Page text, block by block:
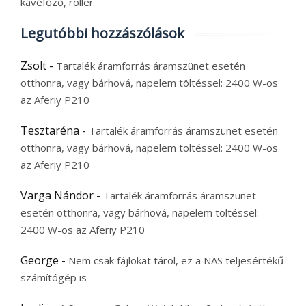
Legutóbbi hozzászólások
Zsolt - Tartalék áramforrás áramszünet esetén
otthonra, vagy bárhová, napelem töltéssel: 2400 W-os
az Aferiy P210
Tesztaréna - Tartalék áramforrás áramszünet esetén
otthonra, vagy bárhová, napelem töltéssel: 2400 W-os
az Aferiy P210
Varga Nándor - Tartalék áramforrás áramszünet
esetén otthonra, vagy bárhová, napelem töltéssel:
2400 W-os az Aferiy P210
George - Nem csak fájlokat tárol, ez a NAS teljesértékű
számítógép is